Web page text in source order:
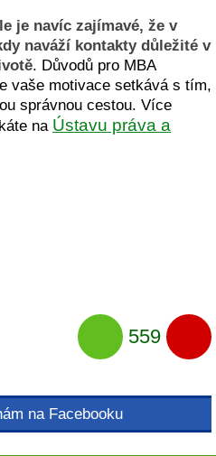
je navíc zajímavé, že v
naváží kontakty důležité v
. Důvodů pro MBA
vaše motivace setkává s tím,
správnou cestou. Více
na Ústavu práva a
559
na Facebooku